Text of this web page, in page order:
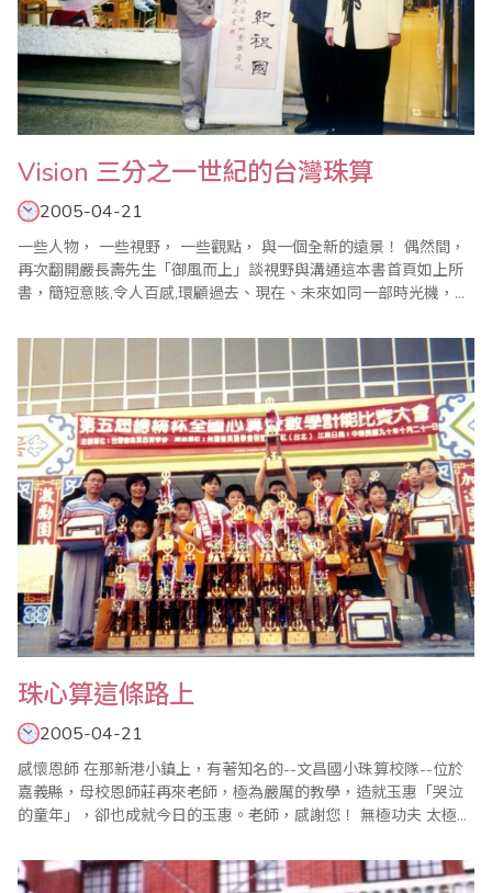
Vision 三分之一世紀的台灣珠算
2005-04-21
一些人物， 一些視野， 一些觀點， 與一個全新的遠景！ 偶然間，
再次翻開嚴長壽先生「御風而上」談視野與溝通這本書首頁如上所
書，簡短意賅,令人百感,環顧過去、現在、未來如同一部時光機，帶
心算祇因老師希望我們鄉下人家小孩長大後有個金飯碗 ------ 在銀
行..
珠心算這條路上
2005-04-21
感懷恩師 在那新港小鎮上，有著知名的--文昌國小珠算校隊--位於
嘉義縣，母校恩師莊再來老師，極為嚴厲的教學，造就玉惠「哭泣
的童年」，卻也成就今日的玉惠。老師，感謝您！ 無極功夫 太極拳
算您卻不知它的好，這就是珠心算的無極境界，因為它已內化為您
的一部分，您感受不到它的存在，但它卻無時不刻不存..